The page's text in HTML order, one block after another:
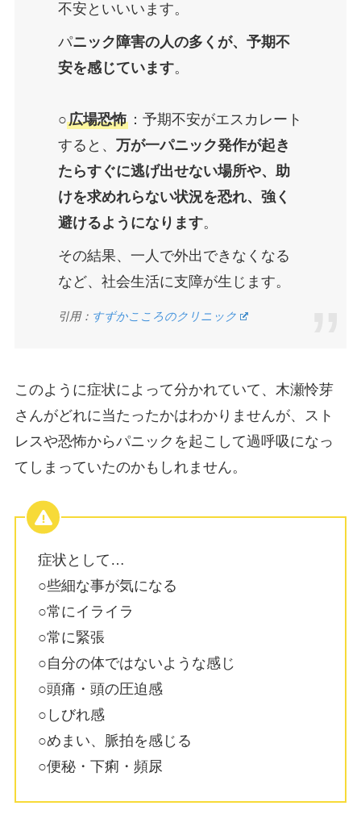
不安といいいます。
パニック障害の人の多くが、予期不
安を感じています。
○広場恐怖：予期不安がエスカレート
すると、 万が一パニック発作が起き
たらすぐに逃げ出せない場所や、助
けを求めれらない状況を恐れ、強く
避けるようになります。
その結果、一人で外出できなくなる
など、社会生活に支障が生じます。
引用： すずかこころのクリニック
このように症状によって分かれていて、木瀬怜芽
さんがどれに当たったかはわかりませんが、スト
レスや恐怖からパニックを起こして過呼吸になっ
てしまっていたのかもしれません。
症状として…
○些細な事が気になる
○常にイライラ
○常に緊張
○自分の体ではないような感じ
○頭痛・頭の圧迫感
○しびれ感
○めまい、脈拍を感じる
○便秘・下痢・頻尿